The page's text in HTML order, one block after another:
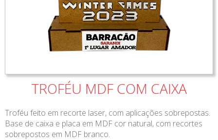
TROFÉU MDF COM CAIXA
Troféu feito em recorte laser, com aplicações sobrepostas.
Base de caixa e placa em MDF cor natural, com recortes
sobrepostos em MDF branco.